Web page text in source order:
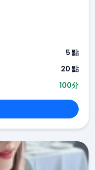
5 點
20 點
100分